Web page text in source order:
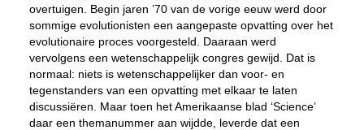
overtuigen. Begin jaren ’70 van de vorige eeuw werd door
sommige evolutionisten een aangepaste opvatting over het
evolutionaire proces voorgesteld. Daaraan werd
vervolgens een wetenschappelijk congres gewijd. Dat is
normaal: niets is wetenschappelijker dan voor- en
tegenstanders van een opvatting met elkaar te laten
discussiëren. Maar toen het Amerikaanse blad ‘Science’
daar een themanummer aan wijdde, leverde dat een